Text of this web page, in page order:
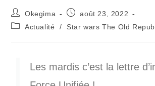
Okegima
août 23, 2022
Actualité
/ Star wars The Old
Les mardis c’est la lettre